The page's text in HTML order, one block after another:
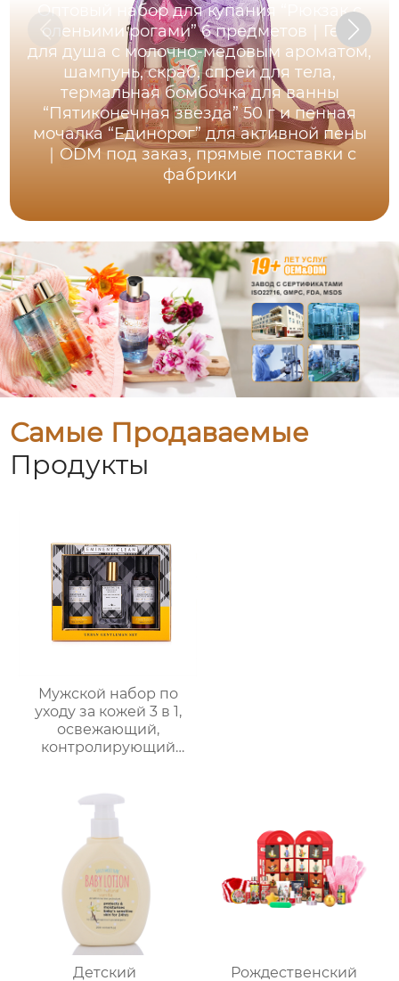
Оптовый набор для купания “Рюкзак с
оленьими рогами” 6 предметов｜Гель
для душа с молочно-медовым ароматом,
шампунь, скраб, спрей для тела,
термальная бомбочка для ванны
“Пятиконечная звезда” 50 г и пенная
мочалка “Единорог” для активной пены
｜ODM под заказ, прямые поставки с
фабрики
Самые Продаваемые
Продукты
Мужской набор по
уходу за кожей 3 в 1,
освежающий,
контролирующий
стойким ароматом,
подарочная коробка,
мужской
многофункциональный
подарочный набор по
уходу за кожей
Детский Рождественский